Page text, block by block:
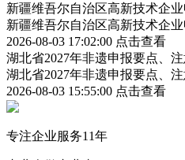
新疆维吾尔自治区高新技术企
新疆维吾尔自治区高新技术企
2026-08-03 17:02:00 点击查看
湖北省2027年非遗申报要点、
湖北省2027年非遗申报要点、
2026-08-03 15:55:00 点击查看
专注企业服务11年